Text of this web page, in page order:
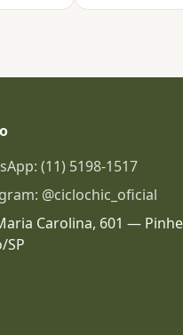
(11) 5198-1517
@ciclochic_oficial
Carolina, 601 —
SP